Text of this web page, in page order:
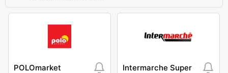
POLOmarket Intermarche Super